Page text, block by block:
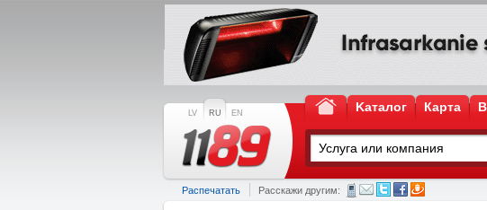
LV RU EN Kаталог Карта
Распечатать Расскажи другим: